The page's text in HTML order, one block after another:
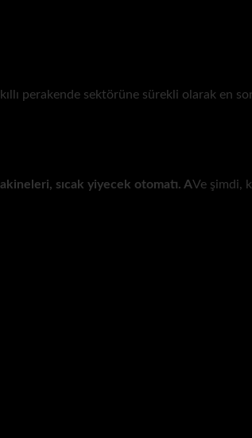
perakende sektörüne sürekli olarak en
sıcak yiyecek otomatı. AVe şimdi,